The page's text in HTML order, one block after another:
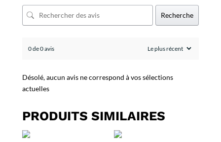
Recherche
0 de 0 avis
Désolé, aucun avis ne correspond à vos sélections
actuelles
PRODUITS SIMILAIRES